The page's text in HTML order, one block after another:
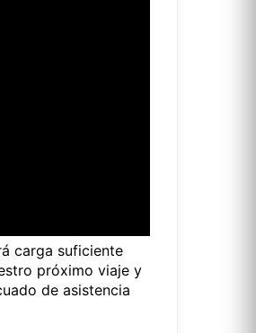
carga suficiente
próximo viaje y
de asistencia